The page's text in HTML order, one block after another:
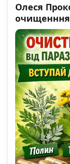
Олеся
очищенння